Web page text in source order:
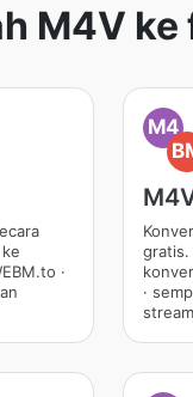
M4V
·
M4
gratis.
·